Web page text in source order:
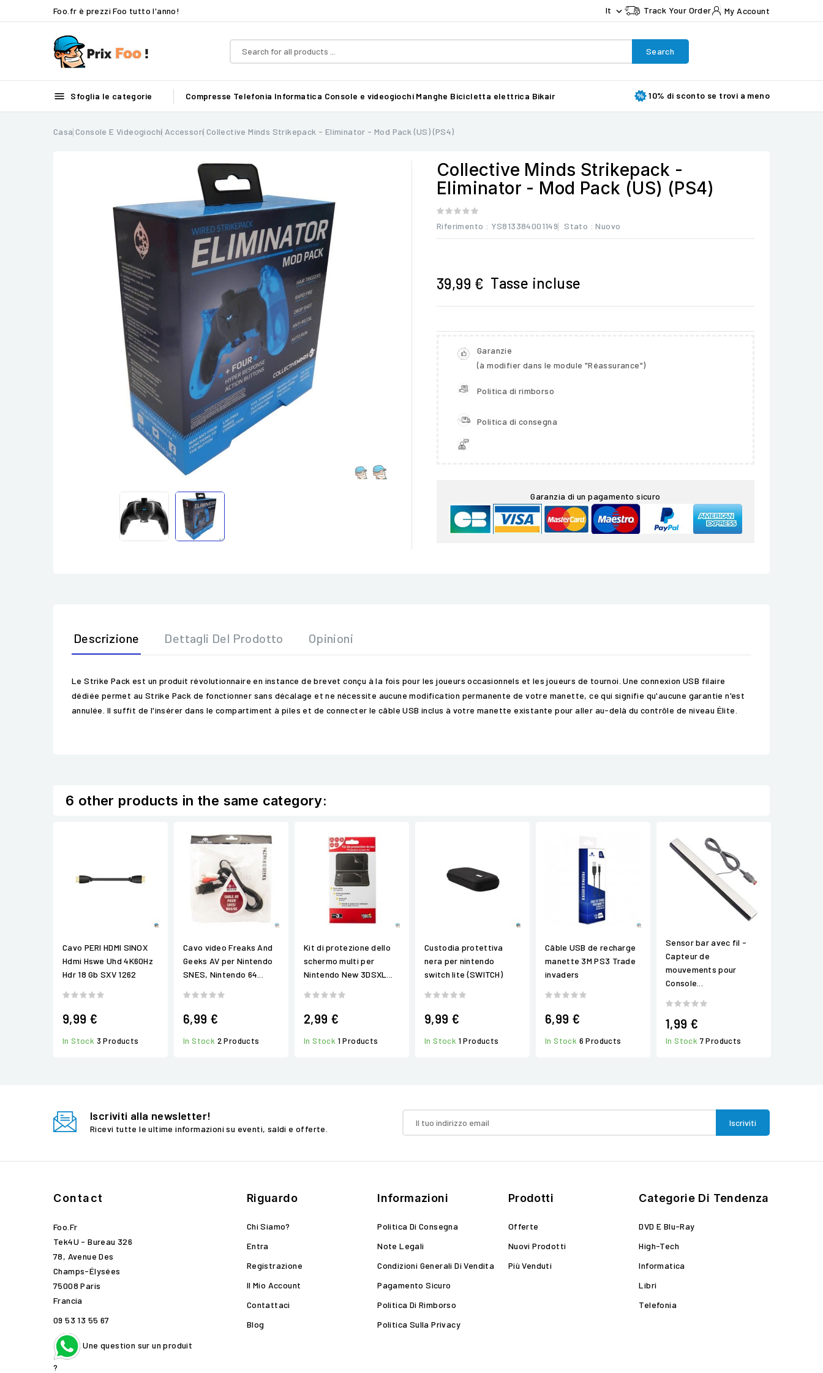
Foo.fr è prezzi Foo tutto l'anno! It  Track Your Order My Account
Search
 Sfoglia le categorie Compresse Telefonia Informatica Console e videogiochi Manghe Bicicletta elettrica Bikair 10% di sconto se trovi a meno
Casa Console E Videogiochi Accessori Collective Minds Strikepack - Eliminator - Mod Pack (US) (PS4)

Collective Minds Strikepack -
Eliminator - Mod Pack (US) (PS4)
Riferimento : YS813384001149 Stato : Nuovo
39,99 € Tasse incluse
Garanzie
(à modifier dans le module "Réassurance")
Politica di rimborso
Politica di consegna
Garanzia di un pagamento sicuro
Descrizione Dettagli Del Prodotto Opinioni
Le Strike Pack est un produit révolutionnaire en instance de brevet conçu à la fois pour les joueurs occasionnels et les joueurs de tournoi. Une connexion USB filaire
dédiée permet au Strike Pack de fonctionner sans décalage et ne nécessite aucune modification permanente de votre manette, ce qui signifie qu'aucune garantie n'est
annulée. Il suffit de l'insérer dans le compartiment à piles et de connecter le câble USB inclus à votre manette existante pour aller au-delà du contrôle de niveau Élite.
6 other products in the same category:
Cavo PERI HDMI SINOX
Hdmi Hswe Uhd 4K60Hz
Hdr 18 Gb SXV 1262
9,99 €
In Stock 3 Products
Cavo video Freaks And
Geeks AV per Nintendo
SNES, Nintendo 64...
6,99 €
In Stock 2 Products
Kit di protezione dello
schermo multi per
Nintendo New 3DSXL...
2,99 €
In Stock 1 Products
Custodia protettiva
nera per nintendo
switch lite (SWITCH)
9,99 €
In Stock 1 Products
Câble USB de recharge
manette 3M PS3 Trade
invaders
6,99 €
In Stock 6 Products
Sensor bar avec fil -
Capteur de
mouvements pour
Console...
1,99 €
In Stock 7 Products
Iscriviti alla newsletter!
Ricevi tutte le ultime informazioni su eventi, saldi e offerte.
Contact
Foo.fr
Tek4U - Bureau 326
78, Avenue Des
Champs-Élysées
75008 Paris
Francia
09 53 13 55 67
Une question sur un produit
?
Riguardo
Chi Siamo?
Entra
Registrazione
Il Mio Account
Contattaci
Blog
Informazioni
Politica Di Consegna
Note Legali
Condizioni Generali Di Vendita
Pagamento Sicuro
Politica Di Rimborso
Politica Sulla Privacy
Prodotti
Offerte
Nuovi Prodotti
Più Venduti
Categorie Di Tendenza
DVD E Blu-Ray
High-Tech
Informatica
Libri
Telefonia